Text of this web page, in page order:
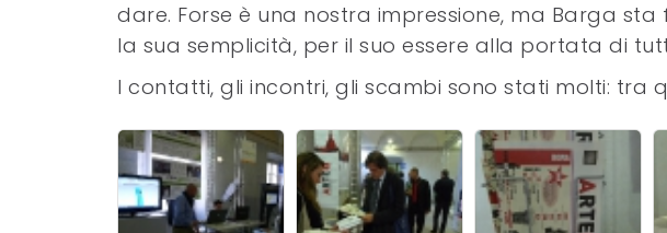
dare. Forse è una nostra impressione, ma Barga
la sua semplicità, per il suo essere alla portata di
I contatti, gli incontri, gli scambi sono stati molti: tra